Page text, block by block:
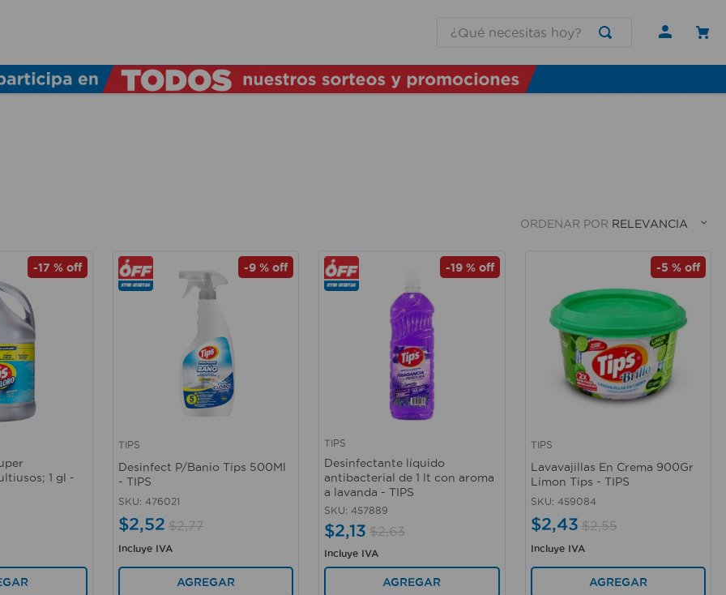
ORDENAR POR RELEVANCIA
-17 %off
1 gl -
-9 % off
Vista rápida
TIPS
Desinfect P/Banio Tips 500Ml
- TIPS
SKU: 476021
$2,52 $2,77
Incluye IVA
AGREGAR
-19 %off
TIPS
Desinfectante líquido
antibacterial de 1 lt con aroma
a lavanda - TIPS
SKU: 457889
$2,13 $2,63
Incluye IVA
AGREGAR
-5 % off
Vista rápida
TIPS
Lavavajillas En Crema 900Gr
Limon Tips - TIPS
SKU: 459084
$2,43 $2,55
Incluye IVA
AGREGAR
TÉRMINOS MÁS BUSCADOS
1
lamparas
cerradura
aspiradora